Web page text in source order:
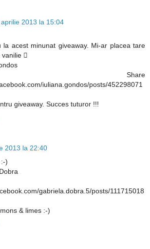
aprilie 2013 la 15:04
la acest minunat giveaway. Mi-ar placea tare
vanilie 
Share
iuliana.gondos/posts/452298071
giveaway. Succes tuturor !!!
2013 la 22:40
)
gabriela.dobra.5/posts/111715018
& limes :-)